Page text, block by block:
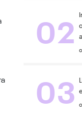
02
03